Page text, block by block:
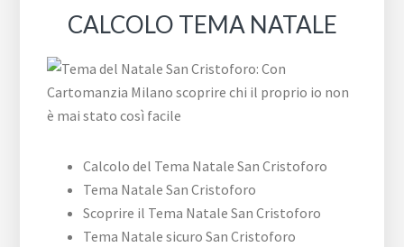
CALCOLO TEMA NATALE
Calcolo del Tema Natale San Cristoforo
Tema Natale San Cristoforo
Scoprire il Tema Natale San Cristoforo
Tema Natale sicuro San Cristoforo